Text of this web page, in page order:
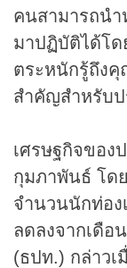
คนสามารถนำ
มาปฏิบัติได้โด
ตระหนักรู้ถึง
สำคัญสำหรับป
เศรษฐกิจของ
กุมภาพันธ์ โด
จำนวนนักท่อง
ลดลงจากเดือ
(ธปท.) กล่าว